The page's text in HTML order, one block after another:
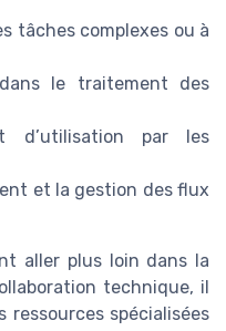
tâches complexes ou à
le traitement des
d’utilisation par les
et la gestion des flux
aller plus loin dans la
technique, il
spécialisées